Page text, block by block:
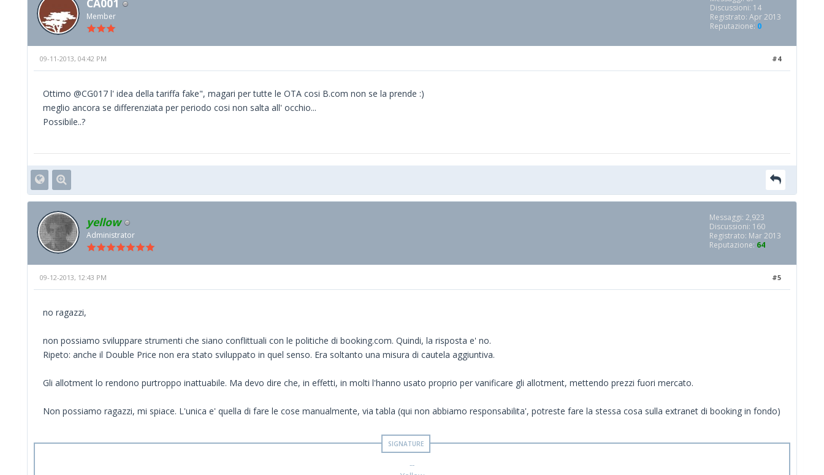
CA001
Member
Discussioni: 14
Registrato: Apr 2013
Reputazione: 0
#4
09-11-2013, 04:42 PM
Ottimo @CG017 l' idea della tariffa fake", magari per tutte le OTA cosi B.com non se la prende :)
meglio ancora se differenziata per periodo cosi non salta all' occhio...
Possibile..?
yellow
Administrator
Messaggi: 2,923
Discussioni: 160
Registrato: Mar 2013
Reputazione: 64
#5
09-12-2013, 12:43 PM
no ragazzi,
non possiamo sviluppare strumenti che siano conflittuali con le politiche di booking.com. Quindi, la risposta e' no.
Ripeto: anche il Double Price non era stato sviluppato in quel senso. Era soltanto una misura di cautela aggiuntiva.
Gli allotment lo rendono purtroppo inattuabile. Ma devo dire che, in effetti, in molti l'hanno usato proprio per vanificare gli allotment, mettendo prezzi fuori mercato.
Non possiamo ragazzi, mi spiace. L'unica e' quella di fare le cose manualmente, via tabla (qui non abbiamo responsabilita', potreste fare la stessa cosa sulla extranet di booking in fondo)
--